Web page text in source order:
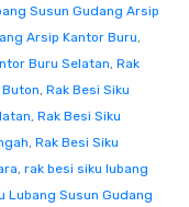
Susun Gudang Arsip
Arsip Kantor Buru,
Buru Selatan, Rak
, Rak Besi Siku
, Rak Besi Siku
, Rak Besi Siku
, rak besi siku lubang
Lubang Susun Gudang